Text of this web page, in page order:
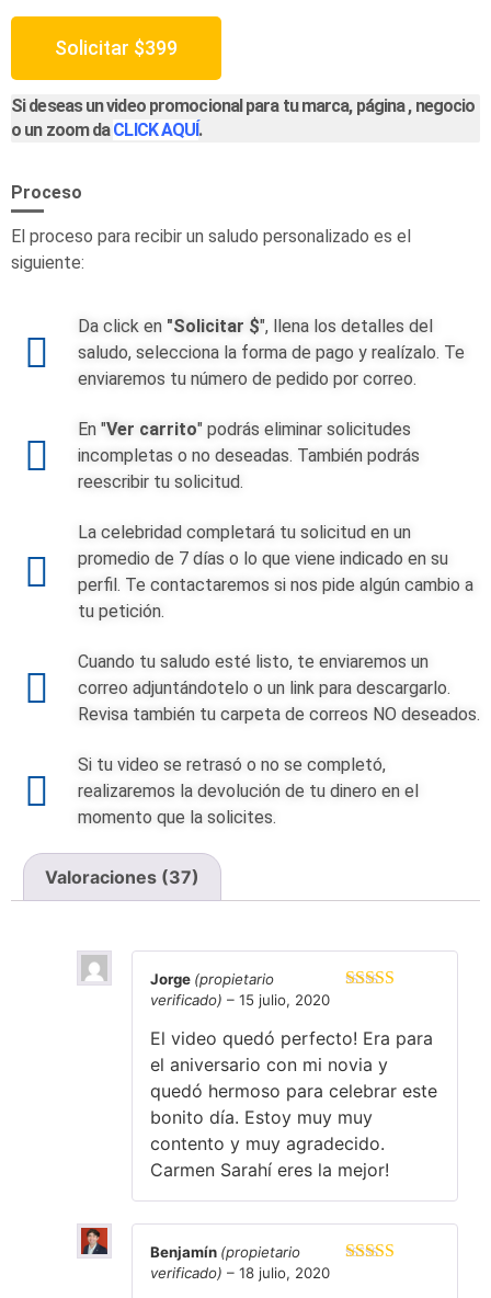
Solicitar $399
Si deseas un video promocional para tu marca, página , negocio
o un zoom daCLICK AQUÍ.
Proceso
El proceso para recibir un saludo personalizado es el
siguiente:
Da click en "Solicitar $", llena los detalles del
saludo, selecciona la forma de pago y realízalo. Te
enviaremos tu número de pedido por correo.
En "Ver carrito" podrás eliminar solicitudes
incompletas o no deseadas. También podrás
reescribir tu solicitud.
La celebridad completará tu solicitud en un
promedio de 7 días o lo que viene indicado en su
perfil. Te contactaremos si nos pide algún cambio a
tu petición.
Cuando tu saludo esté listo, te enviaremos un
correo adjuntándotelo o un link para descargarlo.
Revisa también tu carpeta de correos NO deseados.
Si tu video se retrasó o no se completó,
realizaremos la devolución de tu dinero en el
momento que la solicites.
Valoraciones (37)
Jorge (propietario
verificado) – 15 julio, 2020
El video quedó perfecto! Era para
el aniversario con mi novia y
quedó hermoso para celebrar este
bonito día. Estoy muy muy
contento y muy agradecido.
Carmen Sarahí eres la mejor!
Benjamín (propietario
verificado) – 18 julio, 2020